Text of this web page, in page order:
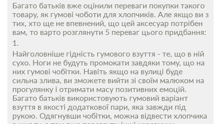
Багато батьків вже оцінили переваги покупки такого
товару, як гумові чоботи для хлопчиків. Але якщо ви з
тих, хто ще не впевнений, що цей аксесуар потрібен
вам, то варто розглянути 5 переваг цього придбання:
Найголовніше гідність гумового взуття - те, що в ній
сухо. Ноги не будуть промокати завдяки тому, що на
них гумові чобітки. Навіть якщо на вулиці буде
сильна злива, ви зможете вийти зі своїм малюком на
прогулянку і отримати масу позитивних емоцій.
Багато батьків використовують гумовий варіант
взуття в якості додаткової пари, яка завжди під
рукою. Одягнувши чобітки, можна відвести хлопчика